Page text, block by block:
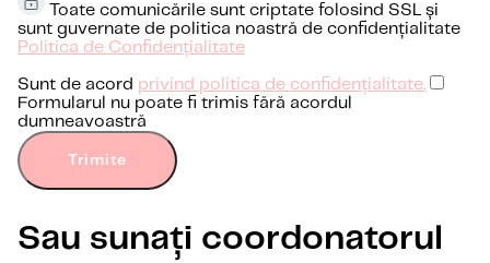
Toate comunicările sunt criptate folosind SSL și
sunt guvernate de politica noastră de confidențialitate
Politica de Confidențialitate
Sunt de acord privind politica de confidențialitate.
Formularul nu poate fi trimis fără acordul
dumneavoastră
Trimite
Sau sunați coordonatorul